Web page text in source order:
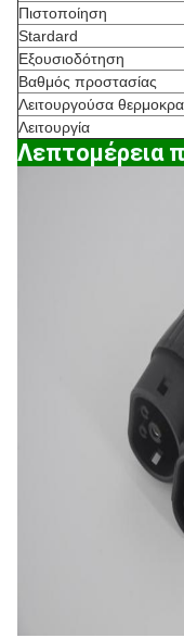
Πιστοποίηση
Stardard
Εξουσιοδότηση
Βαθμός προστασίας
Λειτουργούσα
Λειτουργία
Λεπτομέρεια